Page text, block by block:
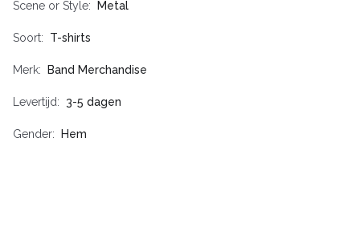
Scene or Style Metal
Soort T-shirts
Merk Band Merchandise
Levertijd 3-5 dagen
Gender Hem